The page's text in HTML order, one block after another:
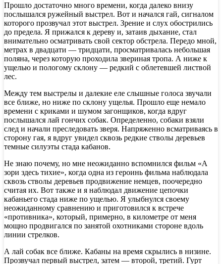
Прошло достаточно много времени, когда далеко внизу
послышался ружейный выстрел. Вот и начался гай, сигналом
которого прозвучал этот выстрел. Зрение и слух обострились
до предела. Я прижался к дереву и, затаив дыхание, стал
внимательно осматривать свой сектор обстрела. Передо мной,
метрах в двадцати — тридцати, просматривалась небольшая
поляна, через которую проходила звериная тропа. А ниже к
ущелью и пологому склону — редкий с облетевшей листвой
лес.
Между тем выстрелы и далекие еле слышные голоса звучали
все ближе, но ниже по склону ущелья. Прошло еще немало
времени с криками и шумом загонщиков, когда вдруг
послышался лай гончих собак. Определенно, собаки взяли
след и начали преследовать зверя. Напряженно всматриваясь в
сторону гая, я вдруг увидел сквозь редкие стволы деревьев
темные силуэты стада кабанов.
Не знаю почему, но мне неожиданно вспомнился фильм «А
зори здесь тихие», когда одна из героинь фильма наблюдала
сквозь стволы деревьев продвижение немцев, поочередно
считая их. Вот также и я наблюдал движение цепочки
кабаньего стада ниже по ущелью. Я улыбнулся своему
неожиданному сравнению и приготовился к встрече
«противника», который, примерно, в километре от меня
мощно продвигался по занятой охотниками стороне вдоль
линии стрелков.
А лай собак все ближе. Кабаны на время скрылись в низине.
Прозвучал первый выстрел, затем — второй, третий. Гурт